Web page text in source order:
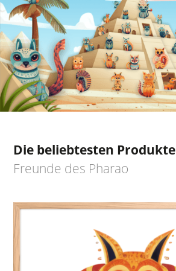
Die beliebtesten Produkte
Freunde des Pharao